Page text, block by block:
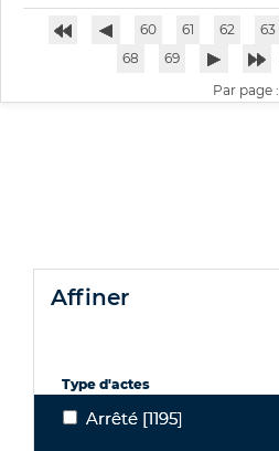
60 61 62 63
68
69
Par page :
affiner
Type d'actes
ArrêtéArrêté [1195]